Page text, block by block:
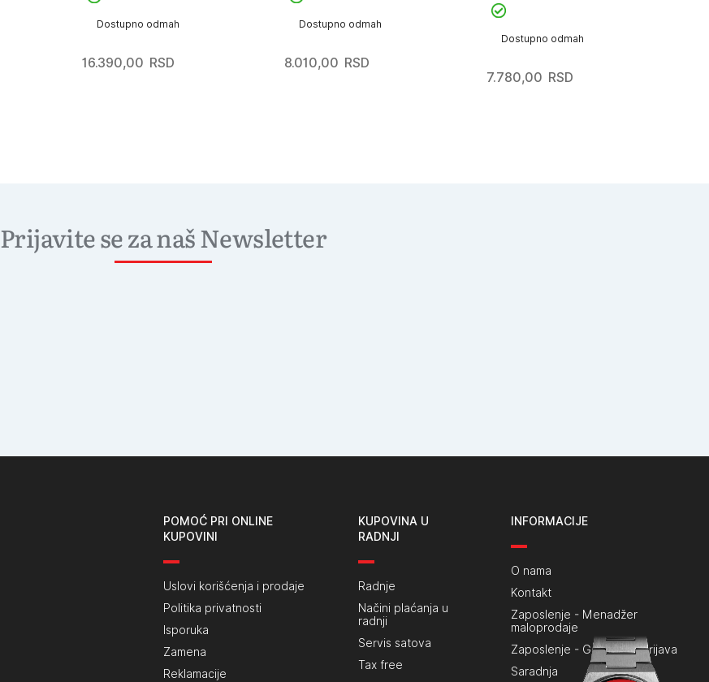
Dostupno odmah
16.390,00 RSD
Dostupno odmah
8.010,00 RSD
Dostupno odmah
7.780,00 RSD
Prijavite se za naš Newsletter
POMOĆ PRI ONLINE
KUPOVINI
Uslovi korišćenja i prodaje
Politika privatnosti
Isporuka
Zamena
Reklamacije
KUPOVINA U
RADNJI
Radnje
Načini plaćanja u
radnji
Servis satova
Tax free
INFORMACIJE
O nama
Kontakt
Zaposlenje - Menadžer
maloprodaje
Zaposlenje - Generalna prijava
Saradnja